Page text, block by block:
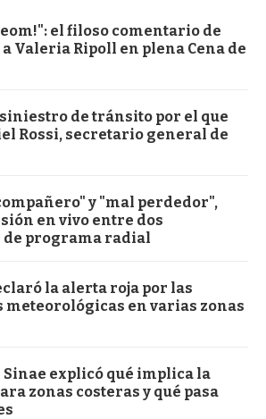
el filoso comentario de
Valeria Ripoll en plena Cena de
siniestro de tránsito por el que
Rossi, secretario general de
y "mal perdedor",
en vivo entre dos
programa radial
la alerta roja por las
meteorológicas en varias zonas
explicó qué implica la
zonas costeras y qué pasa